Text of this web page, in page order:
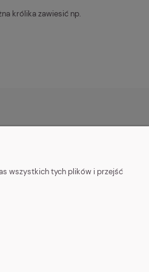
królika zawiesić np.
wszystkich tych plików i przejść